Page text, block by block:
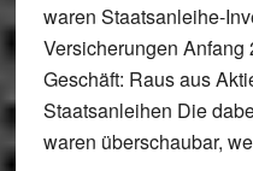
waren Staatsanleihe-
Versicherungen
Geschäft: Raus aus
Staatsanleihen Die
waren überschaubar,